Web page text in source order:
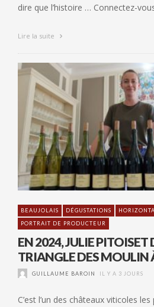
dire que l’histoire … Connectez-
Lire la suite
BEAUJOLAIS DÉGUSTATIONS
PORTRAIT DE PRODUCTEUR
EN 2024, JULIE PITOISET
TRIANGLE DES MOULIN
GUILLAUME BAROIN IL Y A 3 JOURS
C’est l’un des châteaux viticoles